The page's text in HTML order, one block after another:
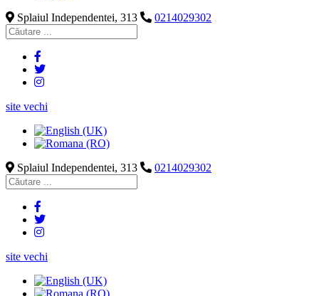
Splaiul Independentei, 313
0214029302
site vechi
Splaiul Independentei, 313 0214029302
site vechi